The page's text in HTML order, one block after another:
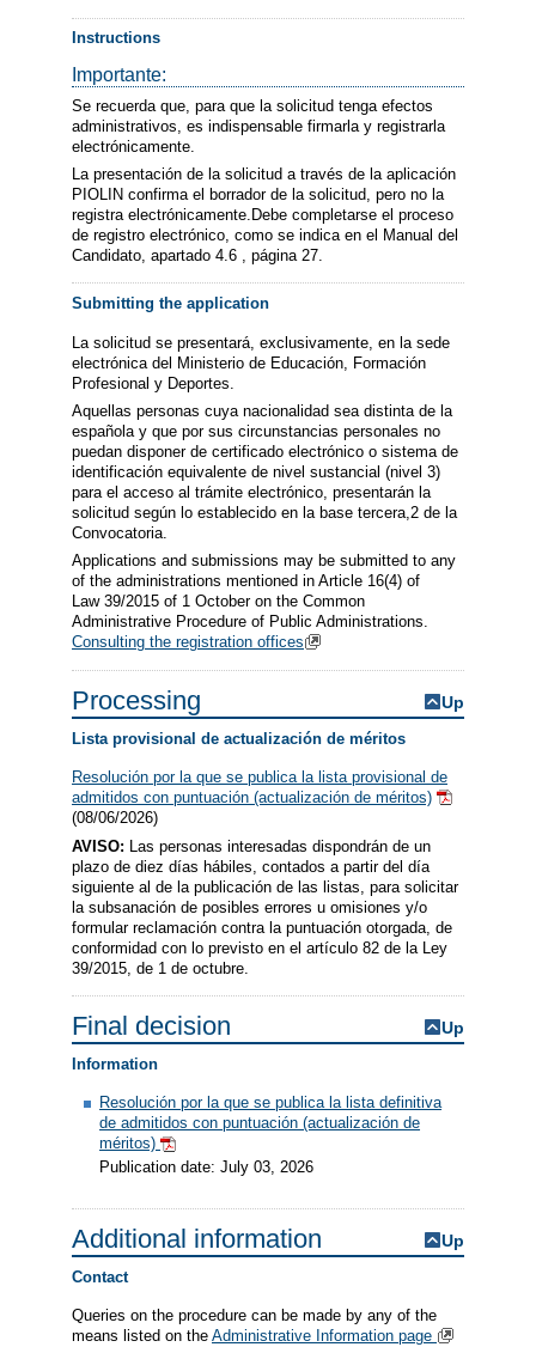
Instructions
Importante:
Se recuerda que, para que la solicitud tenga efectos
administrativos, es indispensable firmarla y registrarla
electrónicamente.
La presentación de la solicitud a través de la aplicación
PIOLIN confirma el borrador de la solicitud, pero no la
registra electrónicamente.Debe completarse el proceso
de registro electrónico, como se indica en el Manual del
Candidato, apartado 4.6 , página 27.
Submitting the application
La solicitud se presentará, exclusivamente, en la sede
electrónica del Ministerio de Educación, Formación
Profesional y Deportes.
Aquellas personas cuya nacionalidad sea distinta de la
española y que por sus circunstancias personales no
puedan disponer de certificado electrónico o sistema de
identificación equivalente de nivel sustancial (nivel 3)
para el acceso al trámite electrónico, presentarán la
solicitud según lo establecido en la base tercera,2 de la
Convocatoria.
Applications and submissions may be submitted to any
of the administrations mentioned in Article 16(4) of
Law 39/2015 of 1 October on the Common
Administrative Procedure of Public Administrations.
Consulting the registration offices
Processing Up
Lista provisional de actualización de méritos
Resolución por la que se publica la lista provisional de
admitidos con puntuación (actualización de méritos)
(08/06/2026)
AVISO: Las personas interesadas dispondrán de un
plazo de diez días hábiles, contados a partir del día
siguiente al de la publicación de las listas, para solicitar
la subsanación de posibles errores u omisiones y/o
formular reclamación contra la puntuación otorgada, de
conformidad con lo previsto en el artículo 82 de la Ley
39/2015, de 1 de octubre.
Final decision Up
Information
Resolución por la que se publica la lista definitiva
de admitidos con puntuación (actualización de
méritos)
Publication date: July 03, 2026
Additional information Up
Contact
Queries on the procedure can be made by any of the
means listed on the Administrative Information page